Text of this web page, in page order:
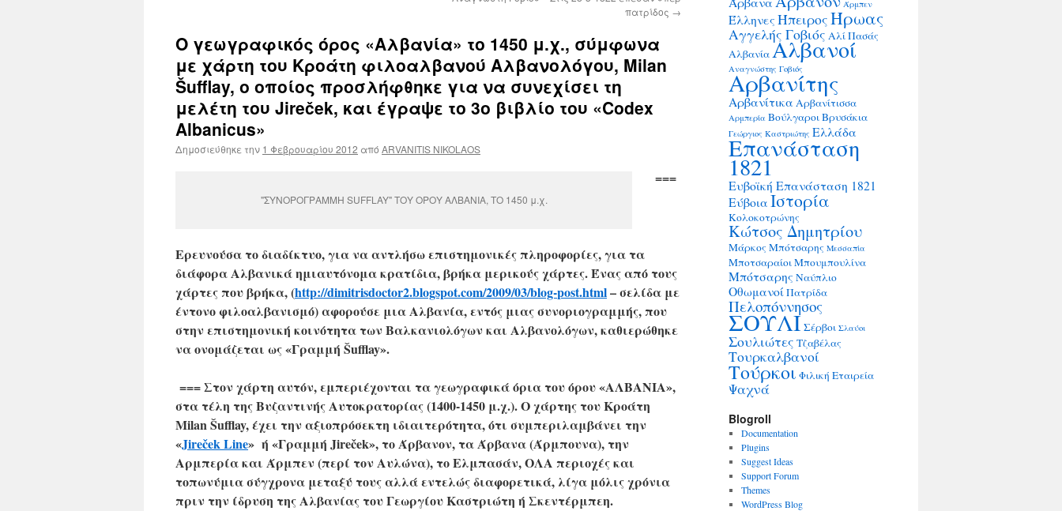
πατρίδος →
Ο γεωγραφικός όρος «Αλβανία» το 1450 μ.χ., σύμφωνα
με χάρτη του Κροάτη φιλοαλβανού Αλβανολόγου, Milan
Šufflay, ο οποίος προσλήφθηκε για να συνεχίσει τη
μελέτη του Jireček, και έγραψε το 3ο βιβλίο του «Codex
Αlbanicus»
Δημοσιεύθηκε την 1 Φεβρουαρίου 2012 από ARVANITIS NIKOLAOS
"ΣΥΝΟΡΟΓΡΑΜΜΗ SUFFLAY" ΤΟΥ ΟΡΟΥ ΑΛΒΑΝΙΑ, ΤΟ 1450 μ.χ.
===
Ερευνούσα το διαδίκτυο, για να αντλήσω επιστημονικές πληροφορίες, για τα
διάφορα Αλβανικά ημιαυτόνομα κρατίδια, βρήκα μερικούς χάρτες. Ένας από τους
χάρτες που βρήκα, (http://dimitrisdoctor2.blogspot.com/2009/03/blog-post.html– σελίδα με
έντονο φιλοαλβανισμό) αφορούσε μια Αλβανία, εντός μιας συνοριογραμμής, που
στην επιστημονική κοινότητα των Βαλκανιολόγων και Αλβανολόγων, καθιερώθηκε
να ονομάζεται ως «Γραμμή Šufflay».
=== Στον χάρτη αυτόν, εμπεριέχονται τα γεωγραφικά όρια του όρου «ΑΛΒΑΝΙΑ»,
στα τέλη της Βυζαντινής Αυτοκρατορίας (1400-1450 μ.χ.). Ο χάρτης του Κροάτη
Milan Šufflay, έχει την αξιοπρόσεκτη ιδιαιτερότητα, ότι συμπεριλαμβάνει την
«Jireček Line» ή «Γραμμή Jireček», το Άρβανον, τα Άρβανα (Άρμπουνα), την
Αρμπερία και Άρμπεν (περί τον Αυλώνα), το Ελμπασάν, ΟΛΑ περιοχές και
τοπωνύμια σύγχρονα μεταξύ τους αλλά εντελώς διαφορετικά, λίγα μόλις χρόνια
πριν την ίδρυση της Αλβανίας του Γεωργίου Καστριώτη ή Σκεντέρμπεη.
Άρμπεν
Έλληνες ΉπειροςΉρωας
Αγγελής Γοβιός Αλί Πασάς
ΑλβανίαΑλβανοί
Αναγνώστης Γοβιός
Αρβανίτης
Αρβανίτικα Αρβανίτισσα
Αρμπερία ΒούλγαροιΒρυσάκια
Γεώργιος Καστριώτης Ελλάδα
Επανάσταση
1821
Ευβοϊκή Επανάσταση 1821
Εύβοια Ιστορία
Κολοκοτρώνης
Κώτσος Δημητρίου
Μάρκος Μπότσαρης Μεσσαπία
ΜποτσαραίοιΜπουμπουλίνα
Μπότσαρης Ναύπλιο
ΟθωμανοίΠατρίδα
Πελοπόννησος
ΣΟΥΛΙ Σέρβοι Σλαύοι
Σουλιώτες Τζαβέλας
Τουρκαλβανοί
Τούρκοι Φιλική Εταιρεία
Ψαχνά
Blogroll
Documentation
Plugins
Suggest Ideas
Support Forum
Themes
WordPress Blog